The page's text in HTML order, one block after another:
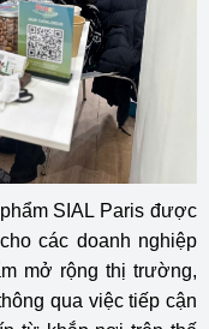
SIAL Paris được
các doanh nghiệp
mở rộng thị trường,
qua việc tiếp cận